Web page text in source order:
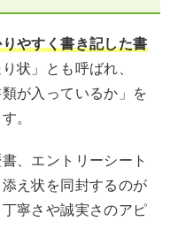
やすく書き記した書
状」とも呼ばれ、
が入っているか」を
。
、エントリーシート
え状を同封するのが
寧さや誠実さのアピ